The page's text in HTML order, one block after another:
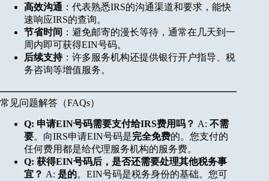
高效沟通 ：代表熟悉IRS的沟通渠道和要求，能快
速响应IRS的查询。
节省时间 ：避免邮寄的漫长等待，通常在几天到一
周内即可获得EIN号码。
后续支持：许多服务机构还提供银行开户指导、税
务咨询等增值服务。
常见问题解答（FAQs）
Q: 申请EIN号码需要支付给IRS费用吗？ A: 不需
要。向IRS申请EIN号码是完全免费的。您支付的
任何费用都是给代理服务机构的服务费。
Q: 获得EIN号码后，是否还需要处理其他税务事
宜？ A: 是的。EIN号码是税务身份的基础。您可